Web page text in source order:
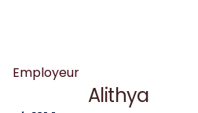
indéfectible à la mission de parité et
Employeur
Alithya